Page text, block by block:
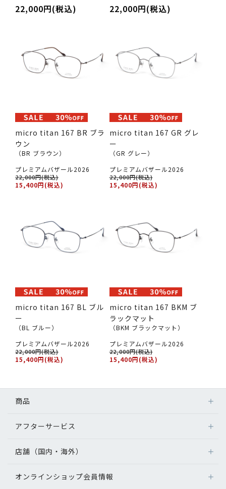
22,000円(税込) 22,000円(税込)
micro titan 167 BR ブラ
ウン
（BR ブラウン）
プレミアムバザール2026
22,000円(税込)
15,400円(税込)
micro titan 167 GR グレ
ー
（GR グレー）
プレミアムバザール2026
22,000円(税込)
15,400円(税込)
micro titan 167 BL ブル
ー
（BL ブルー）
プレミアムバザール2026
22,000円(税込)
15,400円(税込)
micro titan 167 BKM ブ
ラックマット
（BKM ブラックマット）
プレミアムバザール2026
22,000円(税込)
15,400円(税込)
商品
アフターサービス
店舗（国内・海外）
オンラインショップ会員情報